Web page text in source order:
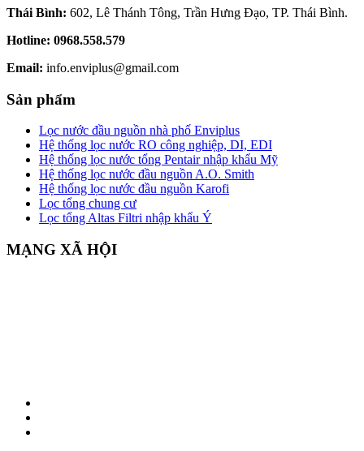
Thái Bình: 602, Lê Thánh Tông, Trần Hưng Đạo, TP. Thái Bình.
Hotline: 0968.558.579
Email: info.enviplus@gmail.com
Sản phẩm
Lọc nước đầu nguồn nhà phố Enviplus
Hệ thống lọc nước RO công nghiệp, DI, EDI
Hệ thống lọc nước tổng Pentair nhập khẩu Mỹ
Hệ thống lọc nước đầu nguồn A.O. Smith
Hệ thống lọc nước đầu nguồn Karofi
Lọc tổng chung cư
Lọc tổng Altas Filtri nhập khẩu Ý
MẠNG XÃ HỘI